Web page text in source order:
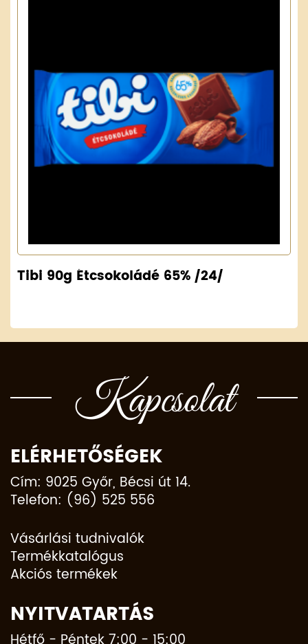
Tibi 90g Étcsokoládé 65% /24/
Kapcsolat
ELÉRHETŐSÉGEK
Cím: 9025 Győr, Bécsi út 14.
Telefon: (96) 525 556
Vásárlási tudnivalók
Termékkatalógus
Akciós termékek
NYITVATARTÁS